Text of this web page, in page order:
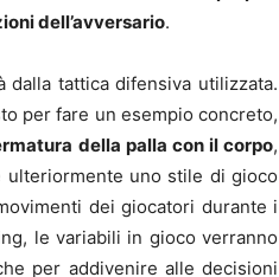
dell’avversario.
tattica difensiva utilizzata.
per fare un esempio concreto,
della palla con il corpo,
ulteriormente uno stile di gioco
dei giocatori durante i
le variabili in gioco verranno
per addivenire alle decisioni